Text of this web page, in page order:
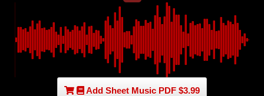
Add Sheet Music PDF $3.99